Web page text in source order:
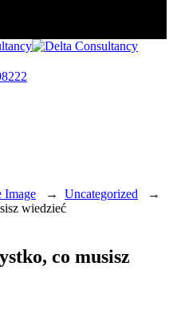
Image → Uncategorized →
wiedzieć
co musisz